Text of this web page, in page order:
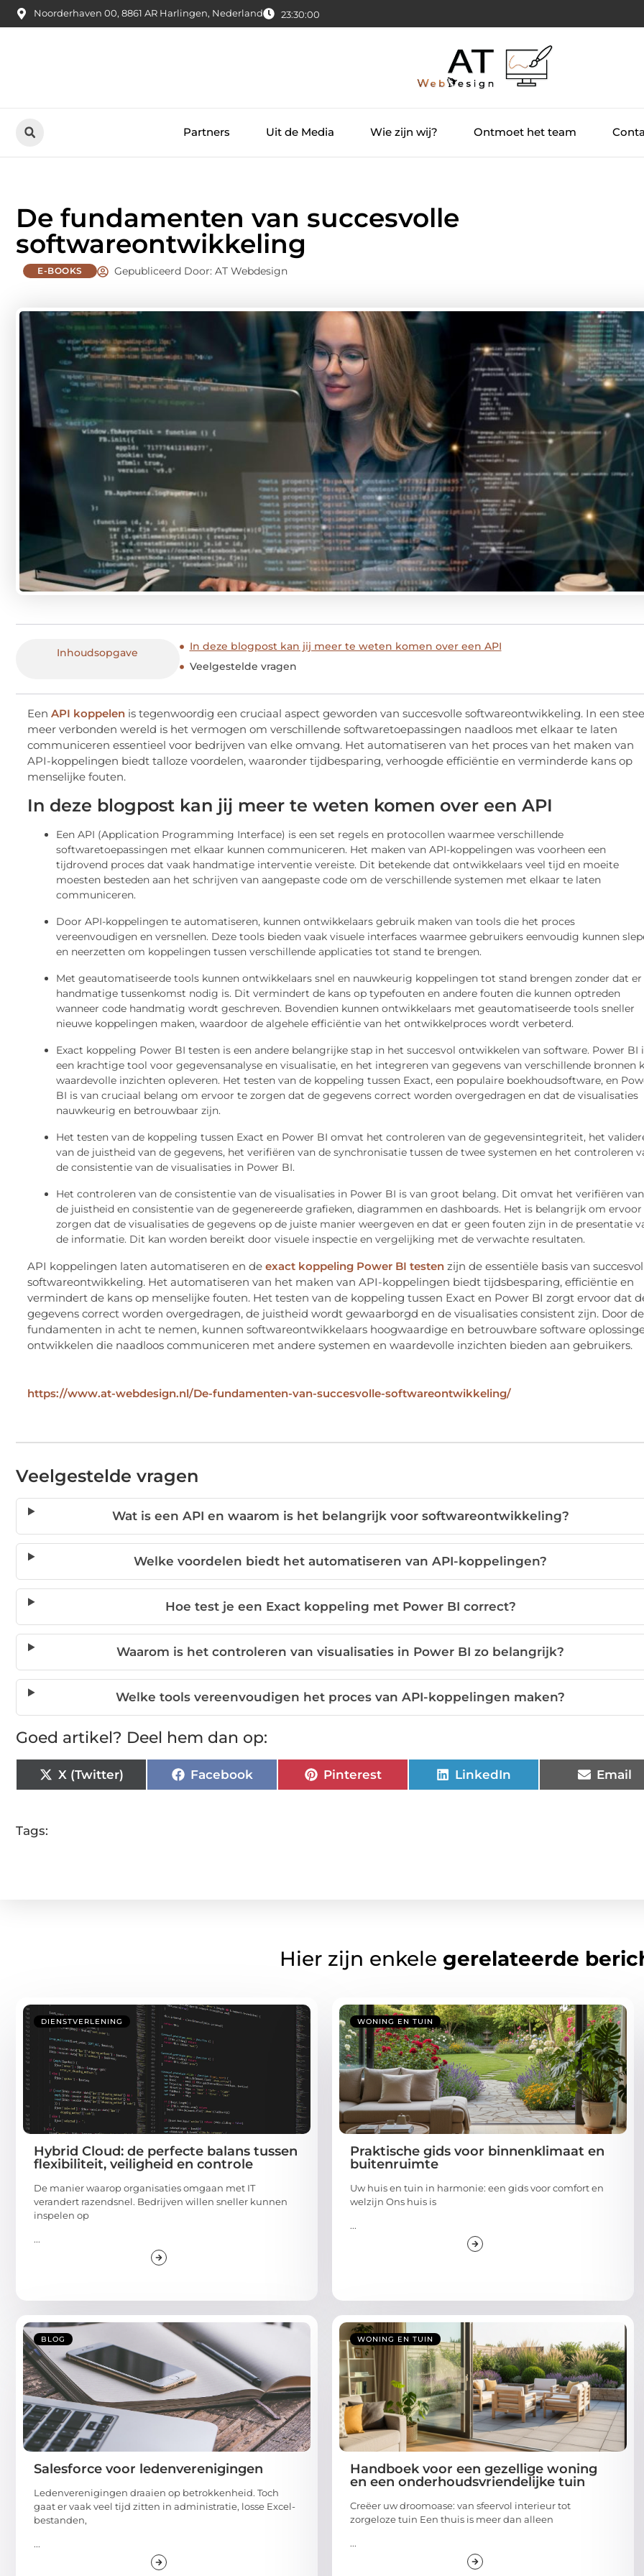
Noorderhaven 00, 8861 AR Harlingen, Nederland 23:30:02
Partners Uit de Media Wie zijn wij? Ontmoet het team
De fundamenten van succesvolle
softwareontwikkeling
E-BOOKS Gepubliceerd Door: AT Webdesign
Inhoudsopgave
In deze blogpost kan jij meer te weten komen over een API
Veelgestelde vragen
Een API koppelen is tegenwoordig een cruciaal aspect geworden van succesvolle softwareontwikkeling. In een
meer verbonden wereld is het vermogen om verschillende softwaretoepassingen naadloos met elkaar te laten
communiceren essentieel voor bedrijven van elke omvang. Het automatiseren van het proces van het maken van
API-koppelingen biedt talloze voordelen, waaronder tijdbesparing, verhoogde efficiëntie en verminderde kans op
menselijke fouten.
In deze blogpost kan jij meer te weten komen over een API
Een API (Application Programming Interface) is een set regels en protocollen waarmee verschillende
softwaretoepassingen met elkaar kunnen communiceren. Het maken van API-koppelingen was voorheen een
tijdrovend proces dat vaak handmatige interventie vereiste. Dit betekende dat ontwikkelaars veel tijd en moeite
moesten besteden aan het schrijven van aangepaste code om de verschillende systemen met elkaar te laten
communiceren.
Door API-koppelingen te automatiseren, kunnen ontwikkelaars gebruik maken van tools die het proces
vereenvoudigen en versnellen. Deze tools bieden vaak visuele interfaces waarmee gebruikers eenvoudig kunnen
en neerzetten om koppelingen tussen verschillende applicaties tot stand te brengen.
Met geautomatiseerde tools kunnen ontwikkelaars snel en nauwkeurig koppelingen tot stand brengen zonder dat er
handmatige tussenkomst nodig is. Dit vermindert de kans op typefouten en andere fouten die kunnen optreden
wanneer code handmatig wordt geschreven. Bovendien kunnen ontwikkelaars met geautomatiseerde tools sneller
nieuwe koppelingen maken, waardoor de algehele efficiëntie van het ontwikkelproces wordt verbeterd.
Exact koppeling Power BI testen is een andere belangrijke stap in het succesvol ontwikkelen van software. Power BI
een krachtige tool voor gegevensanalyse en visualisatie, en het integreren van gegevens van verschillende bronnen
waardevolle inzichten opleveren. Het testen van de koppeling tussen Exact, een populaire boekhoudsoftware, en
BI is van cruciaal belang om ervoor te zorgen dat de gegevens correct worden overgedragen en dat de visualisaties
nauwkeurig en betrouwbaar zijn.
Het testen van de koppeling tussen Exact en Power BI omvat het controleren van de gegevensintegriteit, het
van de juistheid van de gegevens, het verifiëren van de synchronisatie tussen de twee systemen en het controleren
de consistentie van de visualisaties in Power BI.
Het controleren van de consistentie van de visualisaties in Power BI is van groot belang. Dit omvat het verifiëren van
de juistheid en consistentie van de gegenereerde grafieken, diagrammen en dashboards. Het is belangrijk om
zorgen dat de visualisaties de gegevens op de juiste manier weergeven en dat er geen fouten zijn in de presentatie
de informatie. Dit kan worden bereikt door visuele inspectie en vergelijking met de verwachte resultaten.
API koppelingen laten automatiseren en de exact koppeling Power BI testen zijn de essentiële basis van
softwareontwikkeling. Het automatiseren van het maken van API-koppelingen biedt tijdsbesparing, efficiëntie en
vermindert de kans op menselijke fouten. Het testen van de koppeling tussen Exact en Power BI zorgt ervoor dat
gegevens correct worden overgedragen, de juistheid wordt gewaarborgd en de visualisaties consistent zijn. Door
fundamenten in acht te nemen, kunnen softwareontwikkelaars hoogwaardige en betrouwbare software
ontwikkelen die naadloos communiceren met andere systemen en waardevolle inzichten bieden aan gebruikers.
https://www.at-webdesign.nl/De-fundamenten-van-succesvolle-softwareontwikkeling/
Veelgestelde vragen
Wat is een API en waarom is het belangrijk voor softwareontwikkeling?
Welke voordelen biedt het automatiseren van API-koppelingen?
Hoe test je een Exact koppeling met Power BI correct?
Waarom is het controleren van visualisaties in Power BI zo belangrijk?
Welke tools vereenvoudigen het proces van API-koppelingen maken?
Goed artikel? Deel hem dan op:
X (Twitter) Facebook Pinterest LinkedIn Email
Tags:
Hier zijn enkele gerelateerde
DIENSTVERLENING
Hybrid Cloud: de perfecte balans tussen
flexibiliteit, veiligheid en controle
De manier waarop organisaties omgaan met IT
verandert razendsnel. Bedrijven willen sneller kunnen
inspelen op
...
WONING EN TUIN
Praktische gids voor binnenklimaat en
buitenruimte
Uw huis en tuin in harmonie: een gids voor comfort en
welzijn Ons huis is
...
BLOG
Salesforce voor ledenverenigingen
Ledenverenigingen draaien op betrokkenheid. Toch
gaat er vaak veel tijd zitten in administratie, losse Excel-
bestanden,
...
WONING EN TUIN
Handboek voor een gezellige woning
en een onderhoudsvriendelijke tuin
Creëer uw droomoase: van sfeervol interieur tot
zorgeloze tuin Een thuis is meer dan alleen
...